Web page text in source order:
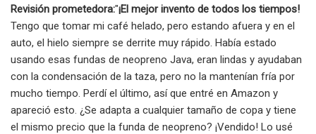
Revisión prometedora:"¡El mejor invento de todos los tiempos!
Tengo que tomar mi café helado, pero estando afuera y en el
auto, el hielo siempre se derrite muy rápido. Había estado
usando esas fundas de neopreno Java, eran lindas y ayudaban
con la condensación de la taza, pero no la mantenían fría por
mucho tiempo. Perdí el último, así que entré en Amazon y
apareció esto. ¿Se adapta a cualquier tamaño de copa y tiene
el mismo precio que la funda de neopreno? ¡Vendido! Lo usé